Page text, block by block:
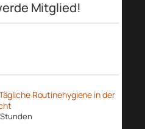
Mitglied!
Routinehygiene in der